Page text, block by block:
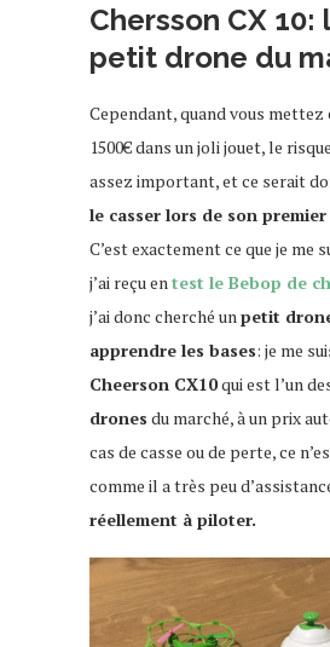
Chersson CX 10:
petit drone du
Cependant, quand vous mettez
1500€ dans un joli jouet, le
assez important, et ce serait
le casser lors de son
C’est exactement ce que je me
j’ai reçu en test le Bebop de
j’ai donc cherché un petit
apprendre les bases: je me
Cheerson CX10qui est l’un
drones du marché, à un prix
cas de casse ou de perte, ce
comme il a très peu
réellement à piloter.